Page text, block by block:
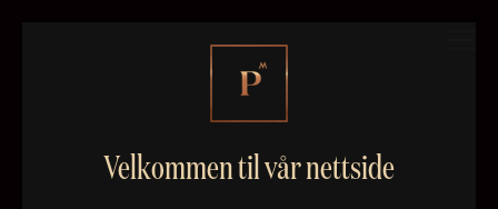
Velkommen til vår nettside